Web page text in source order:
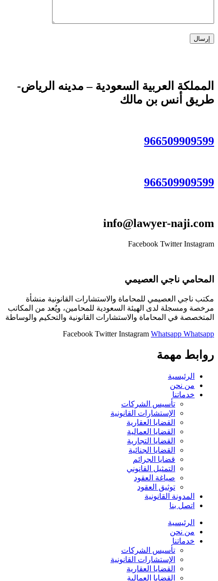
المملكة العربية السعودية – مدينه الرياض-
طريق أنس بن مالك
966509909599
966509909599
info@lawyer-naji.com
Facebook Twitter Instagram
المحامي ناجي العصيمي
مكتب ناجي العصيمي للمحاماة والاستشارات القانونية منشأة
مرخصة ومسجلة لدى الهيئة السعودية للمحامين، ويُعد من المكاتب
المتخصصة في المحاماة والاستشارات القانونية والتحكيم والوساطة
Facebook Twitter Instagram Whatsapp Whatsapp
روابط مهمة
الرئيسية
من نحن
خدماتنا
تأسيس الشركات
الإستشارات القانونية
القضايا العقارية
القضايا العمالية
القضايا التجارية
القضايا الجنائية
قضايا الجرائم
التمثيل القانوني
صياغة العقود
توثيق العقود
المدونة القانونية
اتصل بنا
الرئيسية
من نحن
خدماتنا
تأسيس الشركات
الإستشارات القانونية
القضايا العقارية
القضايا العمالية